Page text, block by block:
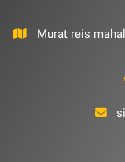
Murat reis